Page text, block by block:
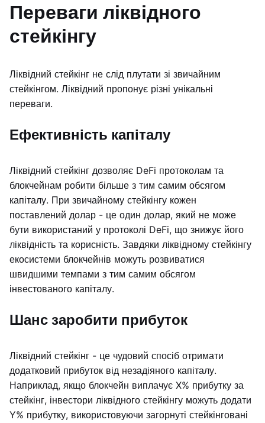
Переваги ліквідного
стейкінгу
Ліквідний стейкінг не слід плутати зі звичайним
стейкінгом. Ліквідний пропонує різні унікальні
переваги.
Ефективність капіталу
Ліквідний стейкінг дозволяє DeFi протоколам та
блокчейнам робити більше з тим самим обсягом
капіталу. При звичайному стейкінгу кожен
поставлений долар - це один долар, який не може
бути використаний у протоколі DeFi, що знижує його
ліквідність та корисність. Завдяки ліквідному стейкінгу
екосистеми блокчейнів можуть розвиватися
швидшими темпами з тим самим обсягом
інвестованого капіталу.
Шанс заробити прибуток
Ліквідний стейкінг - це чудовий спосіб отримати
додатковий прибуток від незадіяного капіталу.
Наприклад, якщо блокчейн виплачує X% прибутку за
стейкінг, інвестори ліквідного стейкінгу можуть додати
Y% прибутку, використовуючи загорнуті стейкінговані